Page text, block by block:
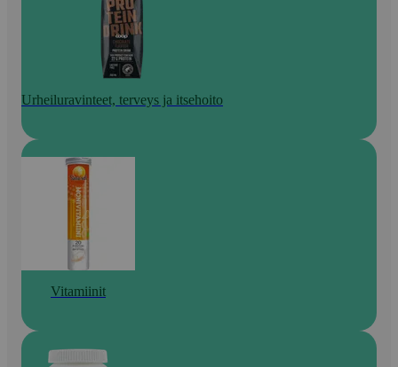
Urheiluravinteet, terveys ja itsehoito
Vitamiinit